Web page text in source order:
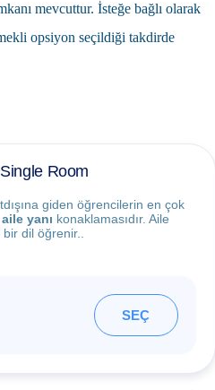
mevcuttur. İsteğe bağlı olarak
opsiyon seçildiği takdirde
Room
giden öğrencilerin en çok
aile yanı konaklamasıdır. Aile
dil öğrenir..
SEÇ